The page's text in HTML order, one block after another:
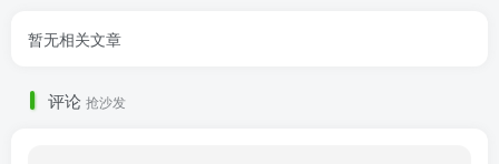
暂无相关文章
评论 抢沙发